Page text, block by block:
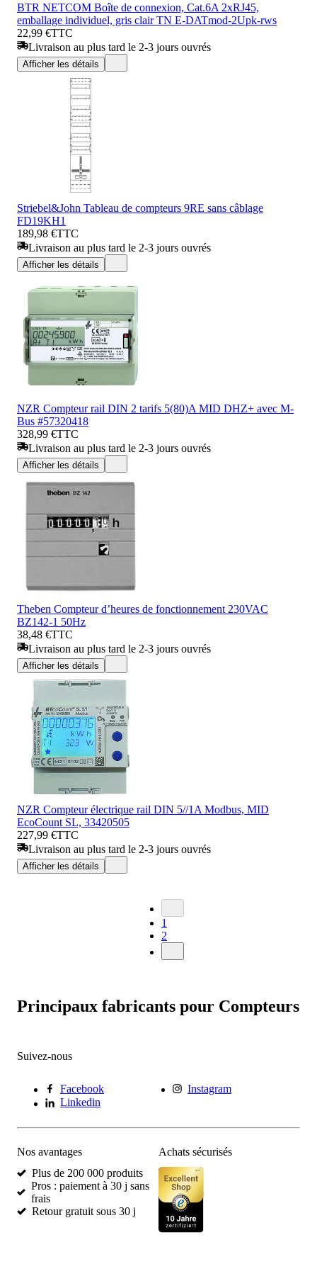
BTR NETCOM Boîte de connexion, Cat.6A 2xRJ45,
emballage individuel, gris clair TN E-DATmod-2Upk-rws
22,99 €TTC
Livraison au plus tard le 2-3 jours ouvrés
Afficher les détails
Striebel&John Tableau de compteurs 9RE sans câblage
FD19KH1
189,98 €TTC
Livraison au plus tard le 2-3 jours ouvrés
Afficher les détails
NZR Compteur rail DIN 2 tarifs 5(80)A MID DHZ+ avec M-
Bus #57320418
328,99 €TTC
Livraison au plus tard le 2-3 jours ouvrés
Afficher les détails
Theben Compteur d’heures de fonctionnement 230VAC
BZ142-1 50Hz
38,48 €TTC
Livraison au plus tard le 2-3 jours ouvrés
Afficher les détails
NZR Compteur électrique rail DIN 5//1A Modbus, MID
EcoCount SL, 33420505
227,99 €TTC
Livraison au plus tard le 2-3 jours ouvrés
Afficher les détails
1
2
Principaux fabricants pour Compteurs
Suivez-nous
Facebook
Instagram
Linkedin
Nos avantages
Plus de 200 000 produits
Pros : paiement à 30 j sans
frais
Retour gratuit sous 30 j
Achats sécurisés